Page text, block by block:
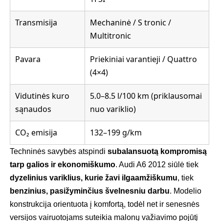
Transmisija
Mechaninė / S tronic /
Multitronic
Pavara
Priekiniai varantieji / Quattro
(4×4)
Vidutinės kuro
sąnaudos
5.0–8.5 l/100 km (priklausomai
nuo variklio)
CO₂ emisija 132–199 g/km
Techninės savybės atspindi subalansuotą kompromisą
tarp galios ir ekonomiškumo. Audi A6 2012 siūlė tiek
dyzelinius variklius, kurie žavi ilgaamžiškumu, tiek
benzinius, pasižyminčius švelnesniu darbu. Modelio
konstrukcija orientuota į komfortą, todėl net ir senesnės
versijos vairuotojams suteikia malonų važiavimo pojūtį